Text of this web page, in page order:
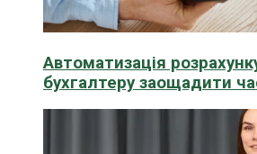
Автоматизація
бухгалтеру заощадити